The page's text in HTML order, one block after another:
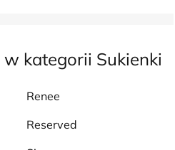
w kategorii Sukienki
Renee
Reserved